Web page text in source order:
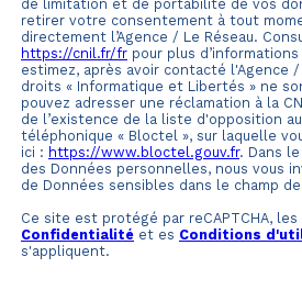
de limitation et de portabilité de vos
retirer votre consentement à tout
directement l’Agence / Le Réseau.
https://cnil.fr/fr pour plus
estimez, après avoir contacté l'Agence /
droits « Informatique et Libertés » ne
pouvez adresser une réclamation à la
de l’existence de la liste d'opposition
téléphonique « Bloctel », sur laquelle
ici : https://www.bloctel.gouv.fr. Dans
des Données personnelles, nous vous
de Données sensibles dans le champ
Ce site est protégé par reCAPTCHA, les
Confidentialité et es Conditions
s'appliquent.